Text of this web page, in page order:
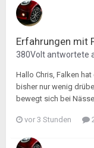
Erfahrungen mit
380Voltantwortete
Hallo Chris, Falken
bisher nur wenig
bewegt sich bei
vor 3 Stunden